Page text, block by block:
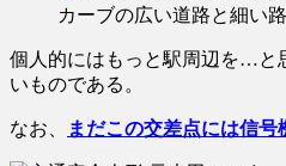
カーブの広い道路と細い
個人的にはもっと駅周辺を…と
いものである。
なお、 まだこの交差点には信号